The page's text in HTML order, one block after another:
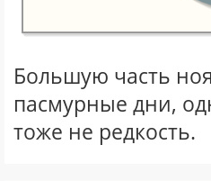
Большую часть
пасмурные дни,
тоже не редкость.